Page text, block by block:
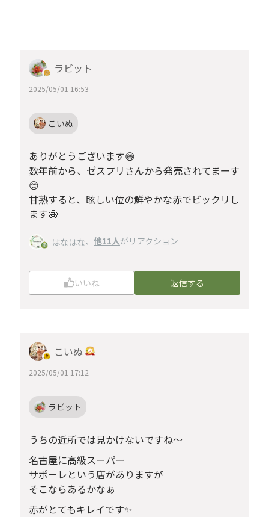
ラビット
2025/05/01 16:53
こいぬ
ありがとうございます😄
数年前から、ゼスプリさんから発売されてまーす
😊
甘熟すると、眩しい位の鮮やかな赤でビックリし
ます🤩
はなはな、 他11人がリアクション
いいね 返信する
こいぬ
2025/05/01 17:12
ラビット
うちの近所では見かけないですね〜
名古屋に高級スーパー
サポーレという店がありますが
そこならあるかなぁ
赤がとてもキレイです✨